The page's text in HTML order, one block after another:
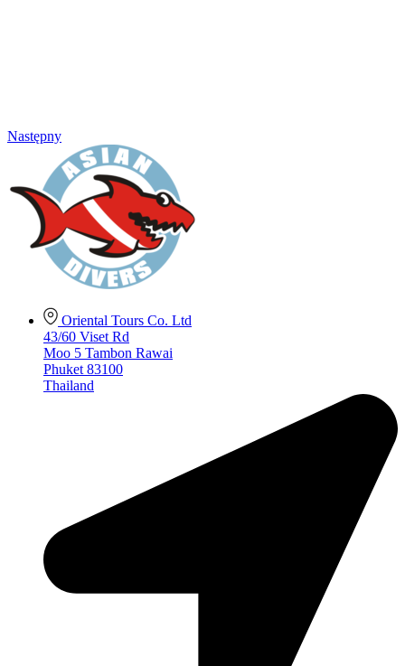
Następny
Oriental Tours Co. Ltd
43/60 Viset Rd
Moo 5 Tambon Rawai
Phuket 83100
Thailand